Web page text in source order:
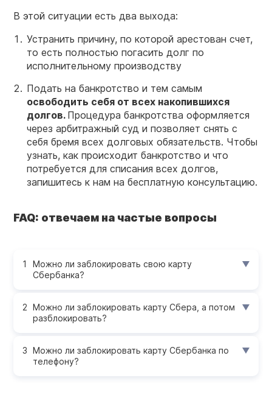
В этой ситуации есть два выхода:
Устранить причину, по которой арестован счет,
то есть полностью погасить долг по
исполнительному производству
Подать на банкротство и тем самым
освободить себя от всех накопившихся
долгов. Процедура банкротства оформляется
через арбитражный суд и позволяет снять с
себя бремя всех долговых обязательств. Чтобы
узнать, как происходит банкротство и что
потребуется для списания всех долгов,
запишитесь к нам на бесплатную консультацию.
FAQ: отвечаем на частые вопросы
Можно ли заблокировать свою карту
Сбербанка?
Можно ли заблокировать карту Сбера, а потом
разблокировать?
Можно ли заблокировать карту Сбербанка по
телефону?